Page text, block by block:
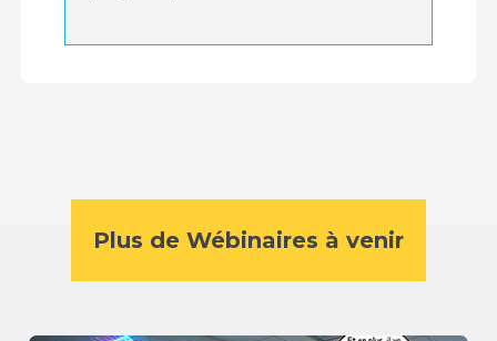
Plus de Wébinaires à venir